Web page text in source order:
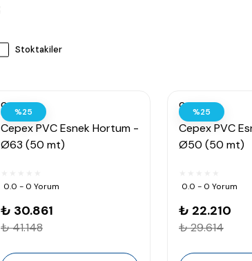
Stoktakiler
%25
Cepex
Cepex PVC Esnek Hortum -
Ø63 (50 mt)
0.0 - 0 Yorum
₺ 30.861
₺ 41.148
%25
Cepex
Cepex PVC
Ø50 (50 mt)
0.0 - 0 Yorum
₺ 22.210
₺ 29.614